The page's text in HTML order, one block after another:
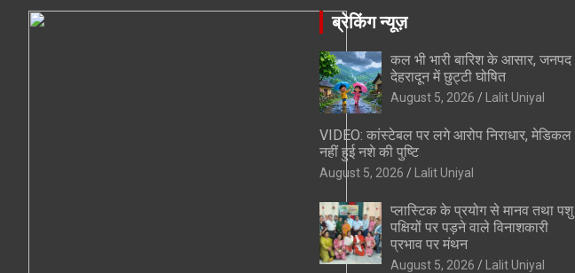
ब्रेकिंग न्यूज़
कल भी भारी बारिश के आसार, जनपद
देहरादून में छुट्टी घोषित
August 5, 2026 Lalit Uniyal
VIDEO: कांस्टेबल पर लगे आरोप निराधार, मेडिकल
नहीं हुई नशे की पुष्टि
August 5, 2026 Lalit Uniyal
प्लास्टिक के प्रयोग से मानव तथा पशु
पक्षियों पर पड़ने वाले विनाशकारी
प्रभाव पर मंथन
August 5, 2026 Lalit Uniyal